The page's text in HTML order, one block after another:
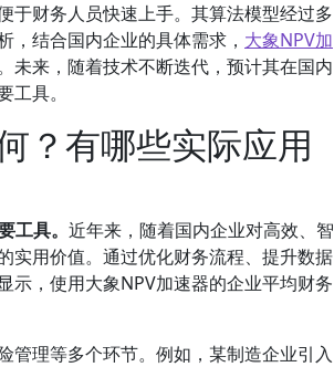
于财务人员快速上手。其算法模型经过多
结合国内企业的具体需求， 大象NPV加
未来，随着技术不断迭代，预计其在国内
具。
？有哪些实际应用
工具。 近年来，随着国内企业对高效、智
实用价值。通过优化财务流程、提升数据
示，使用大象NPV加速器的企业平均财务
管理等多个环节。例如，某制造企业引入